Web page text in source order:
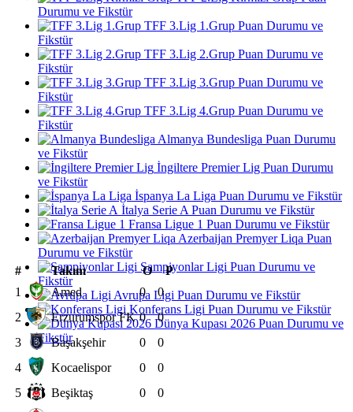
Durumu ve Fikstür
TFF 3.Lig 1.Grup Puan Durumu ve
Fikstür
TFF 3.Lig 2.Grup Puan Durumu ve
Fikstür
TFF 3.Lig 3.Grup Puan Durumu ve
Fikstür
TFF 3.Lig 4.Grup Puan Durumu ve
Fikstür
Almanya Bundesliga Puan Durumu
ve Fikstür
İngiltere Premier Lig Puan Durumu
ve Fikstür
İspanya La Liga Puan Durumu ve Fikstür
İtalya Serie A Puan Durumu ve Fikstür
Fransa Ligue 1 Puan Durumu ve Fikstür
Azerbaijan Premyer Liqa Puan
Durumu ve Fikstür
Şampiyonlar Ligi Puan Durumu ve
Fikstür
Avrupa Ligi Puan Durumu ve Fikstür
Konferans Ligi Puan Durumu ve Fikstür
Dünya Kupası 2026 Puan Durumu ve
Fikstür
# Takım O
P
1
Amed 0
0
2
Erzurumspor FK 0
0
3
Başakşehir 0
0
4
Kocaelispor 0
0
5
Beşiktaş 0
0